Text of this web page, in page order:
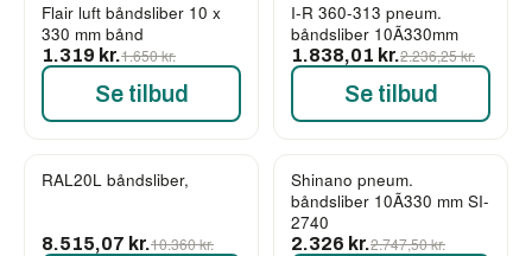
-20%
Flair luft båndsliber 10 x
330 mm bånd
1.319 kr.1.650 kr.
Se tilbud
-18%
I-R 360-313 pneum.
båndsliber 10Ã330mm
1.838,01 kr.2.236,25 kr.
Se tilbud
-18%
RAL20L båndsliber,
8.515,07 kr.10.360 kr.
-15%
Shinano pneum.
båndsliber 10Ã330 mm SI-
2740
2.326 kr.2.747,50 kr.